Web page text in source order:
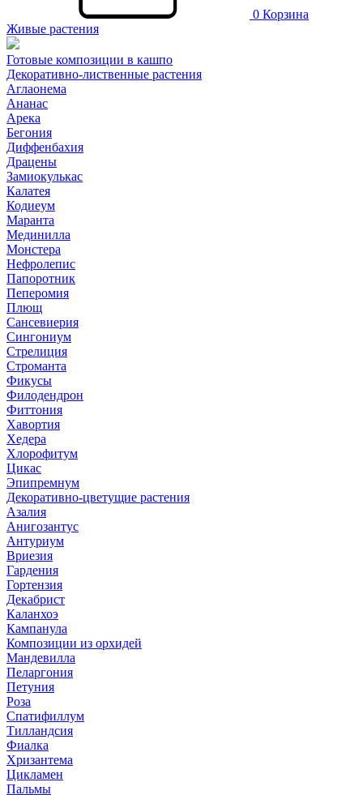
0 Корзина
Живые растения
Готовые композиции в кашпо
Декоративно-лиственные растения
Аглаонема
Ананас
Арека
Бегония
Диффенбахия
Драцены
Замиокулькас
Калатея
Кодиеум
Маранта
Мединилла
Монстера
Нефролепис
Папоротник
Пеперомия
Плющ
Сансевиерия
Сингониум
Стрелиция
Строманта
Фикусы
Филодендрон
Фиттония
Хавортия
Хедера
Хлорофитум
Цикас
Эпипремнум
Декоративно-цветущие растения
Азалия
Анигозантус
Антуриум
Вриезия
Гардения
Гортензия
Декабрист
Каланхоэ
Кампанула
Композиции из орхидей
Мандевилла
Пеларгония
Петуния
Роза
Спатифиллум
Тилландсия
Фиалка
Хризантема
Цикламен
Пальмы